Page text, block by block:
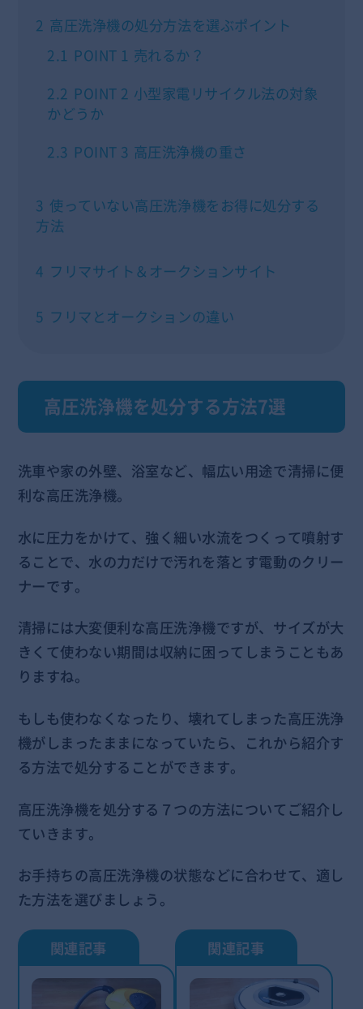
2 高圧洗浄機の処分方法を選ぶポイント
2.1 POINT 1 売れるか？
2.2 POINT 2 小型家電リサイクル法の対象
かどうか
2.3 POINT 3 高圧洗浄機の重さ
3 使っていない高圧洗浄機をお得に処分する
方法
4 フリマサイト＆オークションサイト
5 フリマとオークションの違い
高圧洗浄機を処分する方法7選
洗車や家の外壁、浴室など、幅広い用途で清掃に便
利な高圧洗浄機。
水に圧力をかけて、強く細い水流をつくって噴射す
ることで、水の力だけで汚れを落とす電動のクリー
ナーです。
清掃には大変便利な高圧洗浄機ですが、サイズが大
きくて使わない期間は収納に困ってしまうこともあ
りますね。
もしも使わなくなったり、壊れてしまった高圧洗浄
機がしまったままになっていたら、これから紹介す
る方法で処分することができます。
高圧洗浄機を処分する７つの方法についてご紹介し
ていきます。
お手持ちの高圧洗浄機の状態などに合わせて、適し
た方法を選びましょう。